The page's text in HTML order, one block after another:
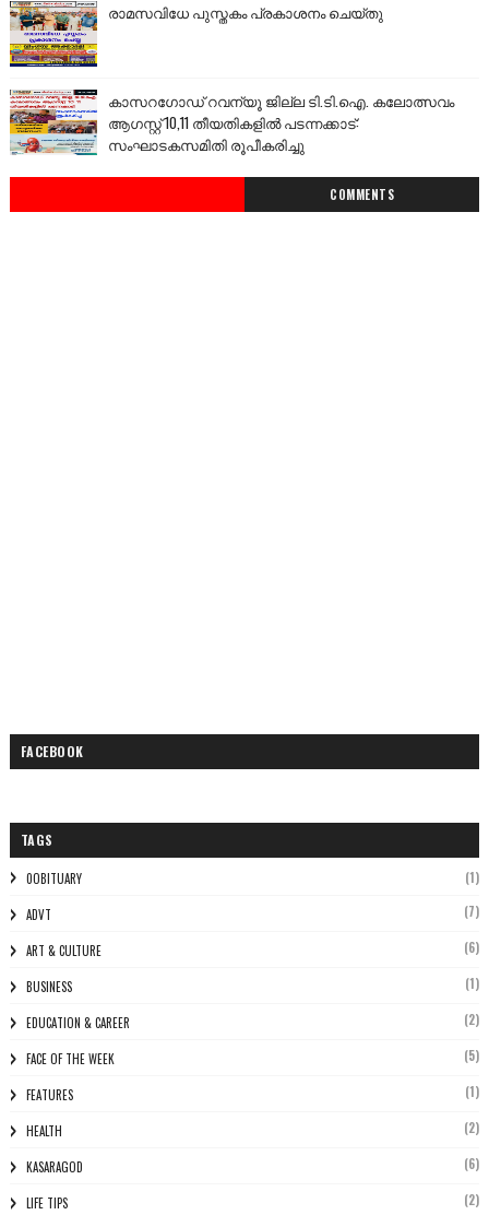
രാമസവിധേ പുസ്തകം പ്രകാശനം ചെയ്തു
കാസറഗോഡ് റവന്യൂ ജില്ല ടി.ടി.ഐ. കലോത്സവം
ആഗസ്റ്റ് 10,11 തീയതികളിൽ പടന്നക്കാട്:
സംഘാടകസമിതി രൂപീകരിച്ചു
COMMENTS
FACEBOOK
TAGS
0OBITUARY (1)
ADVT (7)
ART & CULTURE (6)
BUSINESS (1)
EDUCATION & CAREER (2)
FACE OF THE WEEK (5)
FEATURES (1)
HEALTH (2)
KASARAGOD (6)
LIFE TIPS (2)